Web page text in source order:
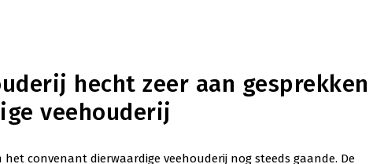
hecht zeer aan gesprekken
veehouderij
convenant dierwaardige veehouderij nog steeds gaande. De